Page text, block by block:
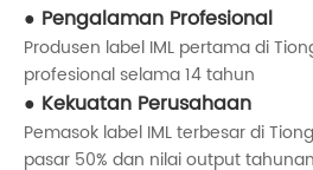
Pengalaman Profesional
Produsen label IML pertama di
profesional selama 14 tahun
Kekuatan Perusahaan
Pemasok label IML terbesar di
pasar 50% dan nilai output